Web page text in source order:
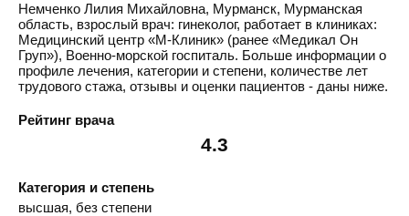
Немченко Лилия Михайловна, Мурманск, Мурманская
область, взрослый врач: гинеколог, работает в клиниках:
Медицинский центр «М-Клиник» (ранее «Медикал Он
Груп»), Военно-морской госпиталь. Больше информации о
профиле лечения, категории и степени, количестве лет
трудового стажа, отзывы и оценки пациентов - даны ниже.
Рейтинг врача
4.3
Категория и степень
высшая, без степени